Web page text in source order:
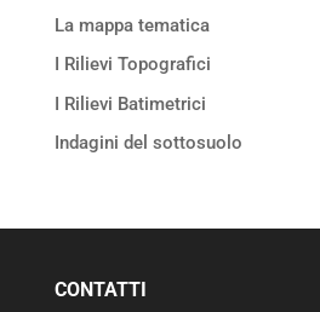
La mappa tematica
I Rilievi Topografici
I Rilievi Batimetrici
Indagini del sottosuolo
CONTATTI